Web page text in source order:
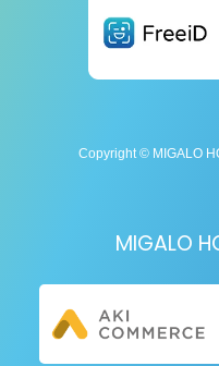
Copyright © MIGALO
MIGALO